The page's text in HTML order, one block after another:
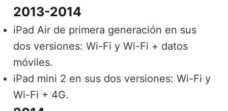
2013-2014
iPad Air de primera generación en sus
dos versiones: Wi-Fi y Wi-Fi + datos
móviles.
iPad mini 2 en sus dos versiones: Wi-Fi y
Wi-Fi + 4G.